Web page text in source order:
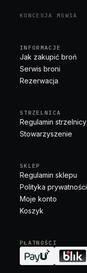
KONCESJA MSWIA
INFORMACJE
Jak zakupić broń
Serwis broni
Rezerwacja
STRZELNICA
Regulamin strzelnicy
Stowarzyszenie
SKLEP
Regulamin sklepu
Polityka prywatności
Moje konto
Koszyk
PŁATNOŚCI